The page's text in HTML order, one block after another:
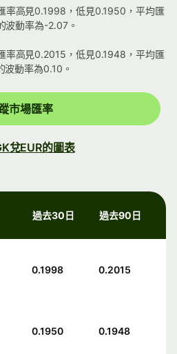
率高見0.1998，低見0.1950，平均匯
波動率為-2.07。
率高見0.2015，低見0.1948，平均匯
波動率為0.10。
市場匯率
兌EUR的圖表
過去30日 過去90日
0.1998 0.2015
0.1950 0.1948